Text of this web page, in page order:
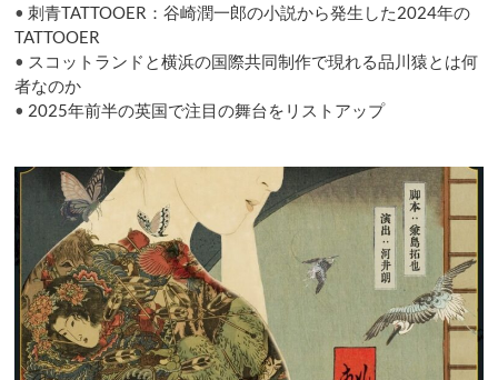
Tokyo
•刺青TATTOOER：谷崎潤一郎の小説から発生した2024年の
TATTOOER
• スコットランドと横浜の国際共同制作で現れる品川猿とは何
者なのか
• 2025年前半の英国で注目の舞台をリストアップ